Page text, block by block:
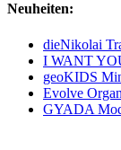
Neuheiten:
dieNikolai
I WANT
geoKIDS
Evolve
GYADA